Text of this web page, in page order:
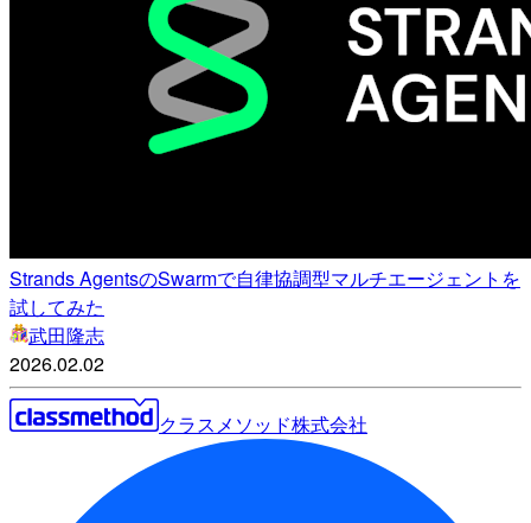
Strands AgentsのSwarmで自律協調型マルチエージェントを
試してみた
武田隆志
2026.02.02
クラスメソッド株式会社